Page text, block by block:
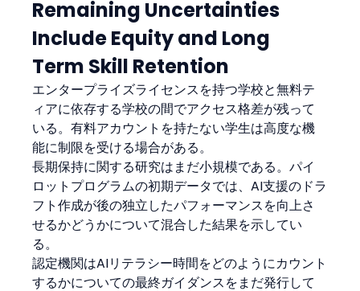
Remaining Uncertainties
Include Equity and Long
Term Skill Retention
エンタープライズライセンスを持つ学校と無料テ
ィアに依存する学校の間でアクセス格差が残って
いる。有料アカウントを持たない学生は高度な機
能に制限を受ける場合がある。
長期保持に関する研究はまだ小規模である。パイ
ロットプログラムの初期データでは、AI支援のドラ
フト作成が後の独立したパフォーマンスを向上さ
せるかどうかについて混合した結果を示してい
る。
認定機関はAIリテラシー時間をどのようにカウント
するかについての最終ガイダンスをまだ発行して